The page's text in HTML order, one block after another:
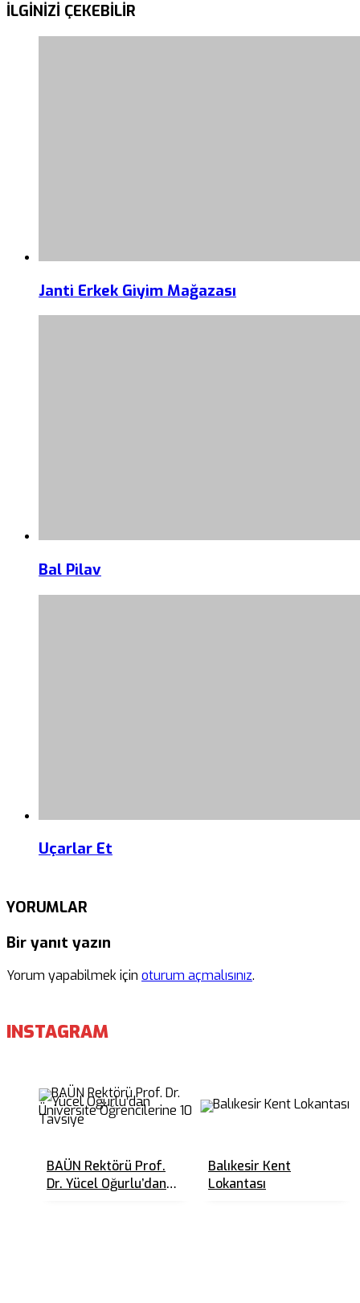
İLGİNİZİ ÇEKEBİLİR
Janti Erkek Giyim Mağazası
Bal Pilav
Uçarlar Et
YORUMLAR
Bir yanıt yazın
Yorum yapabilmek için oturum açmalısınız.
INSTAGRAM
BAÜN Rektörü Prof.
Dr. Yücel Oğurlu’dan
Balıkesir Kent
Lokantası